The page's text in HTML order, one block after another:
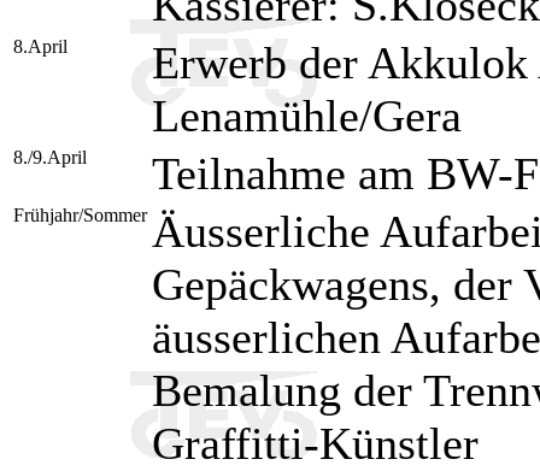
8.April
Erwerb der Akkulok
Lenamühle/Gera
8./9.April Teilnahme am BW-
Frühjahr/Sommer Äusserliche
Gepäckwagens, der
äusserlichen
Bemalung der
Graffitti-Künstler